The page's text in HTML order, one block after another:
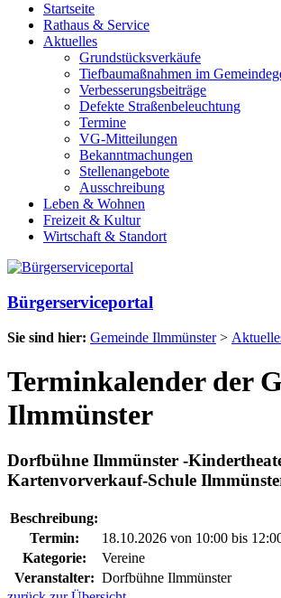
Startseite
Rathaus & Service
Aktuelles
Grundstücksverkäufe
Tiefbaumaßnahmen im
Verbesserungsbeiträge
Defekte Straßenbeleuchtung
Termine
VG-Mitteilungen
Bekanntmachungen
Stellenangebote
Ausschreibung
Leben & Wohnen
Freizeit & Kultur
Wirtschaft & Standort
Bürgerserviceportal
Sie sind hier: Gemeinde Ilmmünster>
Terminkalender der
Ilmmünster
Dorfbühne Ilmmünster -
Kartenvorverkauf-Schule
Beschreibung:
Termin:
18.10.2026 von 10:00 bis
Kategorie:
Vereine
Veranstalter: Dorfbühne Ilmmünster